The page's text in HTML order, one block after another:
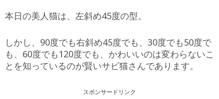
本日の美人猫は、左斜め45度の型。
しかし、90度でも右斜め45度でも、30度でも50度で
も、60度でも120度でも、かわいいのは変わらないこ
とを知っているのが賢いサビ猫さんであります。
スポンサードリンク